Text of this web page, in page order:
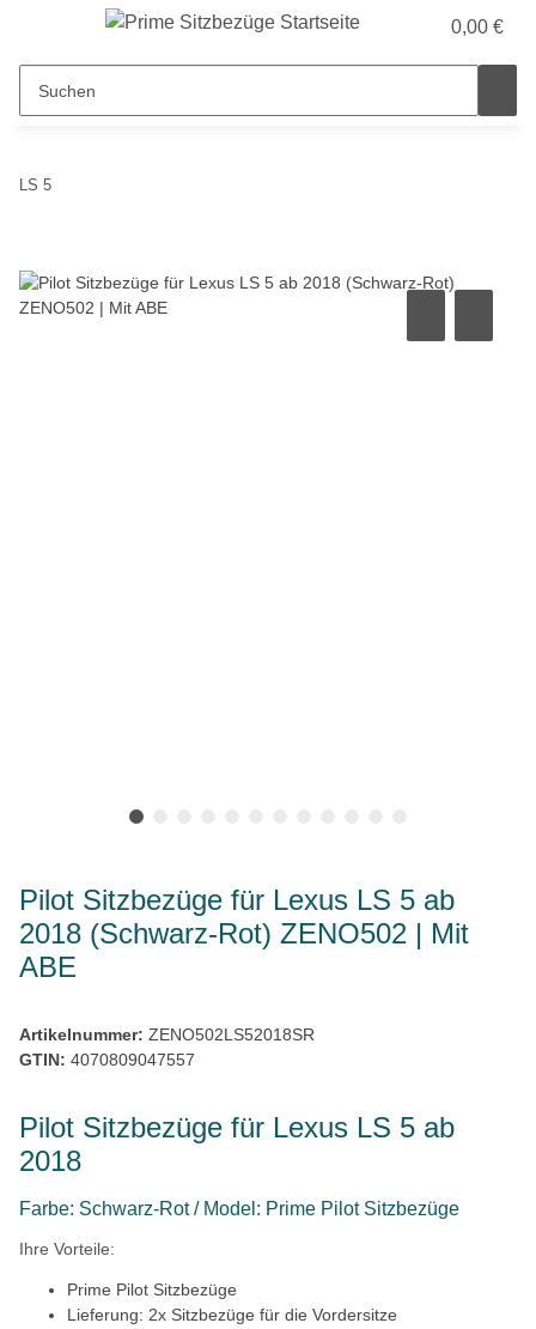
0,00 €
LS 5
Pilot Sitzbezüge für Lexus LS 5 ab
2018 (Schwarz-Rot) ZENO502 | Mit
ABE
Artikelnummer: ZENO502LS52018SR
GTIN: 4070809047557
Pilot Sitzbezüge für Lexus LS 5 ab
2018
Farbe: Schwarz-Rot / Model: Prime Pilot Sitzbezüge
Ihre Vorteile:
Prime Pilot Sitzbezüge
Lieferung: 2x Sitzbezüge für die Vordersitze